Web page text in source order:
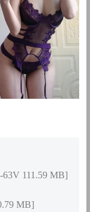
111.59 MB]
MB]